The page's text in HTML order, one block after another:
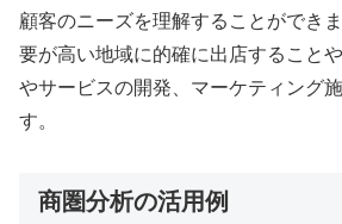
顧客のニーズを理解することができ
要が高い地域に的確に出店すること
やサービスの開発、マーケティング
す。
商圏分析の活用例